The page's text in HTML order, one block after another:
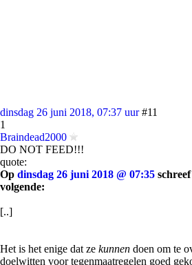
dinsdag 26 juni 2018, 07:37 uur #11
1
Braindead2000
DO NOT FEED!!!
quote:
Op dinsdag 26 juni 2018 @ 07:35 schreef
volgende:
[..]
Het is het enige dat ze kunnen doen om te
doelwitten voor tegenmaatregelen goed